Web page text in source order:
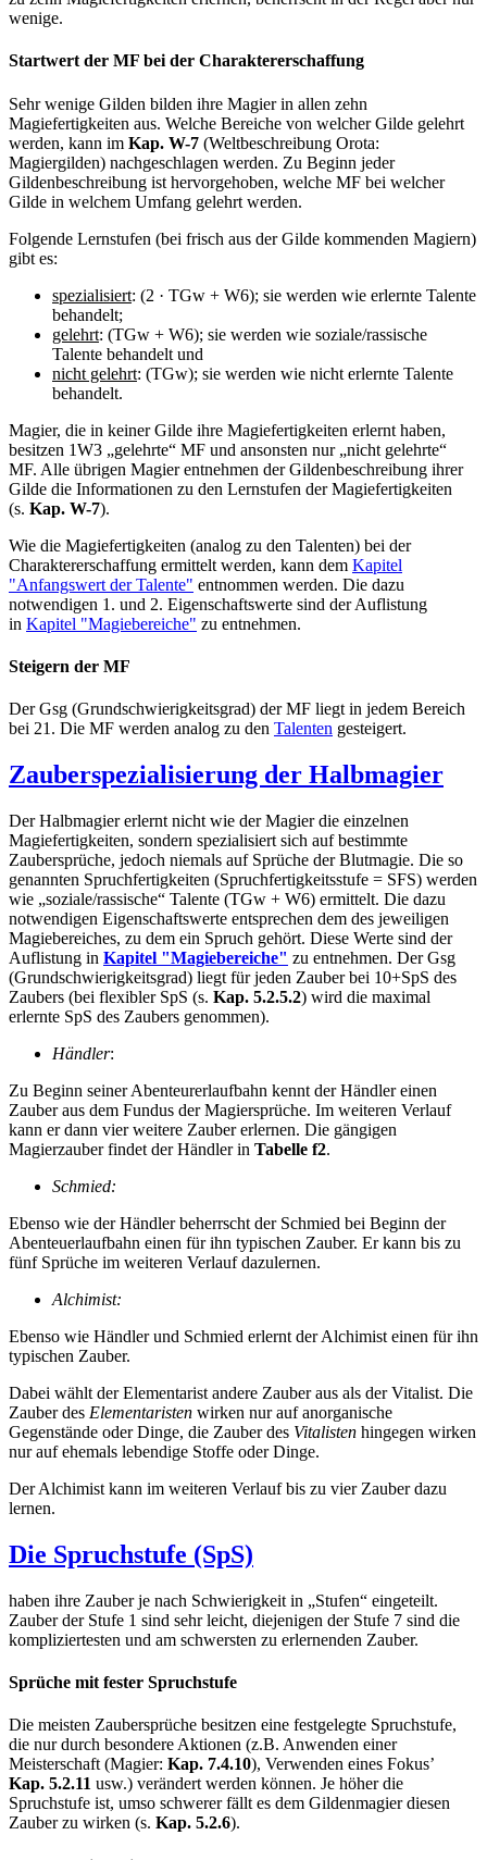
wenige.
Startwert der MF bei der Charaktererschaffung
Sehr wenige Gilden bilden ihre Magier in allen zehn
Magiefertigkeiten aus. Welche Bereiche von welcher Gilde gelehrt
werden, kann im Kap. W-7 (Weltbeschreibung Orota:
Magiergilden) nach­ge­schla­­gen werden. Zu Beginn jeder
Gildenbeschreibung ist hervorgehoben, welche MF bei welcher
Gilde in welchem Umfang gelehrt werden.
Folgende Lernstufen (bei frisch aus der Gilde kommenden Magiern)
gibt es:
spezialisiert: (2 · TGw + W6); sie werden wie erlernte Talente
behandelt;
gelehrt: (TGw + W6); sie werden wie soziale/rassische
Talente behandelt und
nicht gelehrt: (TGw); sie werden wie nicht erlernte Talente
behandelt.
Magier, die in keiner Gilde ihre Magiefertigkeiten erlernt haben,
besitzen 1W3 „gelehrte“ MF und ansonsten nur „nicht gelehrte“
MF. Alle übrigen Magier entnehmen der Gildenbeschreibung ihrer
Gilde die Informationen zu den Lernstufen der Magiefertigkeiten
(s. Kap. W-7).
Wie die Magiefertigkeiten (analog zu den Talenten) bei der
Charaktererschaffung ermittelt werden, kann dem Kapitel
"Anfangswert der Talente" entnommen werden. Die dazu
notwendigen 1. und 2. Eigenschaftswerte sind der Auflistung
in Kapitel "Magiebereiche" zu entnehmen.
Steigern der MF
Der Gsg (Grund­schwie­rig­­keitsgrad) der MF liegt in jedem Bereich
bei 21. Die MF werden analog zu den Talenten gesteigert.
Zauberspezialisierung der Halbmagier
Der Halbmagier erlernt nicht wie der Magier die einzelnen
Magiefertigkeiten, sondern spezialisiert sich auf bestimmte
Zaubersprüche, jedoch niemals auf Sprüche der Blutmagie. Die so
genannten Spruchfertigkeiten (Spruchfertigkeitsstufe = SFS) werden
wie „soziale/rassische“ Talente (TGw + W6) ermittelt. Die dazu
notwendigen Eigenschaftswerte entsprechen dem des jeweiligen
Magiebereiches, zu dem ein Spruch gehört. Diese Werte sind der
Auflistung in Kapitel "Magiebereiche" zu entnehmen. Der Gsg
(Grundschwierigkeitsgrad) liegt für jeden Zauber bei 10+SpS des
Zaubers (bei flexibler SpS (s. Kap. 5.2.5.2) wird die maximal
erlernte SpS des Zaubers genommen).
Händler:
Zu Beginn seiner Abenteurerlaufbahn kennt der Händler einen
Zauber aus dem Fundus der Magiersprüche. Im weiteren Verlauf
kann er dann vier weitere Zauber erlernen. Die gängigen
Magierzauber findet der Händler in Tabelle f2.
Schmied:
Ebenso wie der Händler beherrscht der Schmied bei Beginn der
Abenteuerlaufbahn einen für ihn typischen Zauber. Er kann bis zu
fünf Sprüche im weiteren Verlauf dazulernen.
Alchimist:
Ebenso wie Händler und Schmied erlernt der Alchimist einen für ihn
typischen Zauber.
Dabei wählt der Elementarist andere Zauber aus als der Vitalist. Die
Zauber des Elementaristen wirken nur auf anorganische
Gegenstände oder Dinge, die Zauber des Vitalisten hingegen wirken
nur auf ehemals lebendige Stoffe oder Dinge.
Der Alchimist kann im weiteren Verlauf bis zu vier Zauber dazu
lernen.
Die Spruchstufe (SpS)
haben ihre Zauber je nach Schwierigkeit in „Stufen“ eingeteilt.
Zauber der Stufe 1 sind sehr leicht, diejenigen der Stufe 7 sind die
kompliziertesten und am schwersten zu erlernenden Zauber.
Sprüche mit fester Spruchstufe
Die meisten Zaubersprüche besitzen eine festgelegte Spruchstufe,
die nur durch besondere Aktionen (z.B. Anwenden einer
Meisterschaft (Magier: Kap. 7.4.10), Verwenden eines Fokus’
Kap. 5.2.11 usw.) verändert werden können. Je höher die
Spruchstufe ist, umso schwerer fällt es dem Gildenmagier diesen
Zauber zu wirken (s. Kap. 5.2.6).